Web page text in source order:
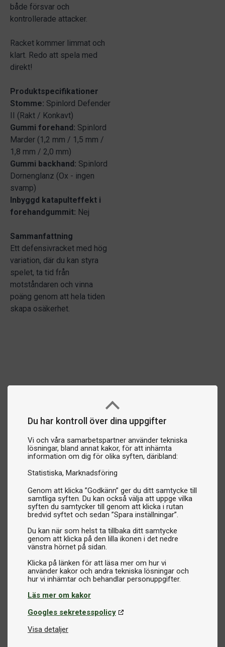
Du har kontroll över dina uppgifter
Vi och våra samarbetspartner använder tekniska
lösningar, bland annat kakor, för att inhämta
information om dig för olika syften, däribland:
Statistiska Marknadsföring
Genom att klicka ”Godkänn” ger du ditt samtycke till
samtliga syften. Du kan också välja att uppge vilka
syften du samtycker till genom att klicka i rutan
bredvid syftet och sedan ”Spara inställningar”.
Du kan när som helst ta tillbaka ditt samtycke
genom att klicka på den lilla ikonen i det nedre
vänstra hörnet på sidan.
Klicka på länken för att läsa mer om hur vi
använder kakor och andra tekniska lösningar och
Läs mer om kakor
Googles sekretesspolicy
Visa detaljer
både försvar och
kontrollerade attacker.
Racket kommer limmat och
klart. Redo att spela med
direkt!
Produktspecifikationer
Stomme: Spinlord Defender
II (Rakt / Konkavt)
Gummi forehand: Spinlord
Marder (1,2 mm / 1,5 mm /
1,8 mm / 2,0 mm)
Gummi backhand: Spinlord
Dornenglanz (Ox - ingen
svamp)
Inbyggd katapulteffekt i
forehandgummit: Nej
Sammanfattning
Ett defensivracket med hög
variation, där du kan styra
spelet, ta tid från
motståndaren och vinna
poäng genom att hela tiden
skapa osäkerhet.